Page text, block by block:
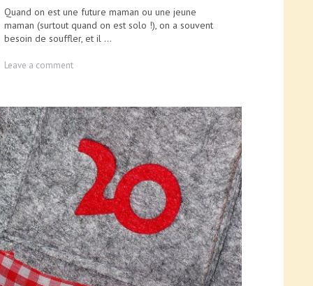
Quand on est une future maman ou une jeune
maman (surtout quand on est solo !), on a souvent
besoin de souffler, et il ...
Leave a commenton
de
thé
family
friendly
à
Rennes